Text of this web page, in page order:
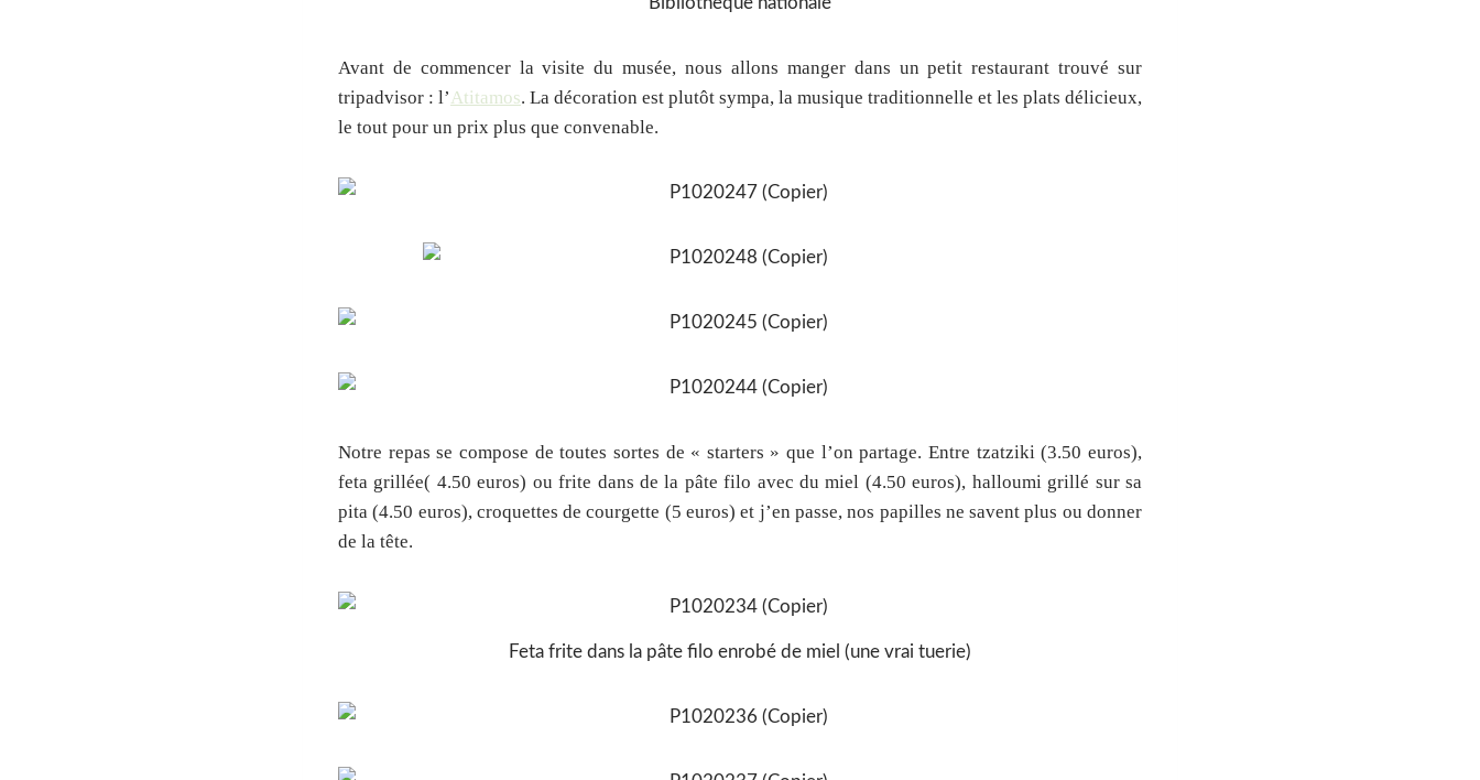
Avant de commencer la visite du musée, nous allons manger dans un petit restaurant trouvé sur
tripadvisor : l’Atitamos. La décoration est plutôt sympa, la musique traditionnelle et les plats délicieux,
le tout pour un prix plus que convenable.
Notre repas se compose de toutes sortes de « starters » que l’on partage. Entre tzatziki (3.50 euros),
feta grillée( 4.50 euros) ou frite dans de la pâte filo avec du miel (4.50 euros), halloumi grillé sur sa
pita (4.50 euros), croquettes de courgette (5 euros) et j’en passe, nos papilles ne savent plus ou donner
de la tête.
Feta frite dans la pâte filo enrobé de miel (une vrai tuerie)